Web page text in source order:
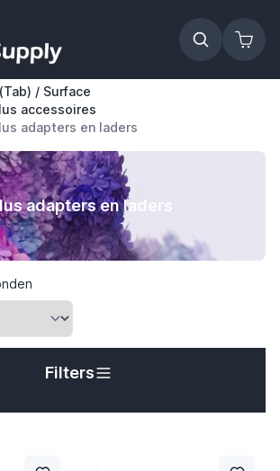
/ Surface
accessoires
adapters en laders
adapters en laders
Filters